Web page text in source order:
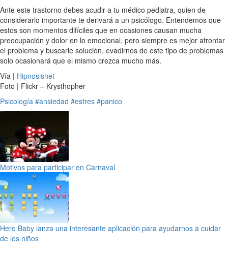
Ante este trastorno debes acudir a tu médico pediatra, quien de
considerarlo importante te derivará a un psicólogo. Entendemos que
estos son momentos difíciles que en ocasiones causan mucha
preocupación y dolor en lo emocional, pero siempre es mejor afrontar
el problema y buscarle solución, evadirnos de este tipo de problemas
solo ocasionará que el mismo crezca mucho más.
Vía | Hipnosisnet
Foto | Flickr – Krysthopher
Psicología #ansiedad #estres #panico
Motivos para participar en Carnaval
Hero Baby lanza una interesante aplicación para ayudarnos a cuidar
de los niños